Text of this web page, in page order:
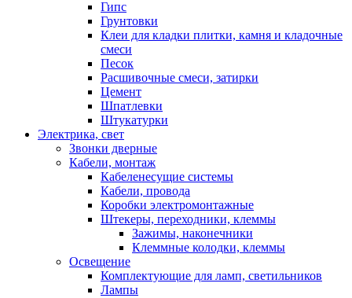
Гипс
Грунтовки
Клеи для кладки плитки, камня и кладочные
смеси
Песок
Расшивочные смеси, затирки
Цемент
Шпатлевки
Штукатурки
Электрика, свет
Звонки дверные
Кабели, монтаж
Кабеленесущие системы
Кабели, провода
Коробки электромонтажные
Штекеры, переходники, клеммы
Зажимы, наконечники
Клеммные колодки, клеммы
Освещение
Комплектующие для ламп, светильников
Лампы